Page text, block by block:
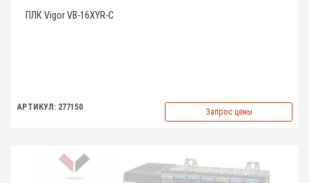
ПЛК Vigor VB-16XYR-C
АРТИКУЛ: 277150 Запрос цены